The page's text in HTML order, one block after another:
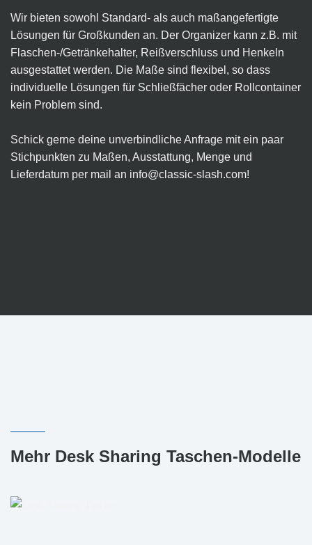
Wir bieten sowohl Standard- als auch maßangefertigte
Lösungen für Großkunden an. Der Organizer kann z.B. mit
Flaschen-/Getränkehalter, Reißverschluss und Henkeln
ausgestattet werden. Die Maße sind flexibel, so dass
individuelle Lösungen für Schließfächer oder Rollcontainer
kein Problem sind.
Schick gerne deine unverbindliche Anfrage mit ein paar
Stichpunkten zu Maßen, Ausstattung, Menge und
Lieferdatum per mail an info@classic-slash.com!
Mehr Desk Sharing Taschen-Modelle